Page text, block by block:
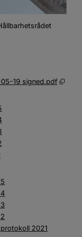
19 signed.pdf Pdf,
2021